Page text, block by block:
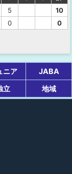
5
10
0
0
ニア
JABA
立 地域